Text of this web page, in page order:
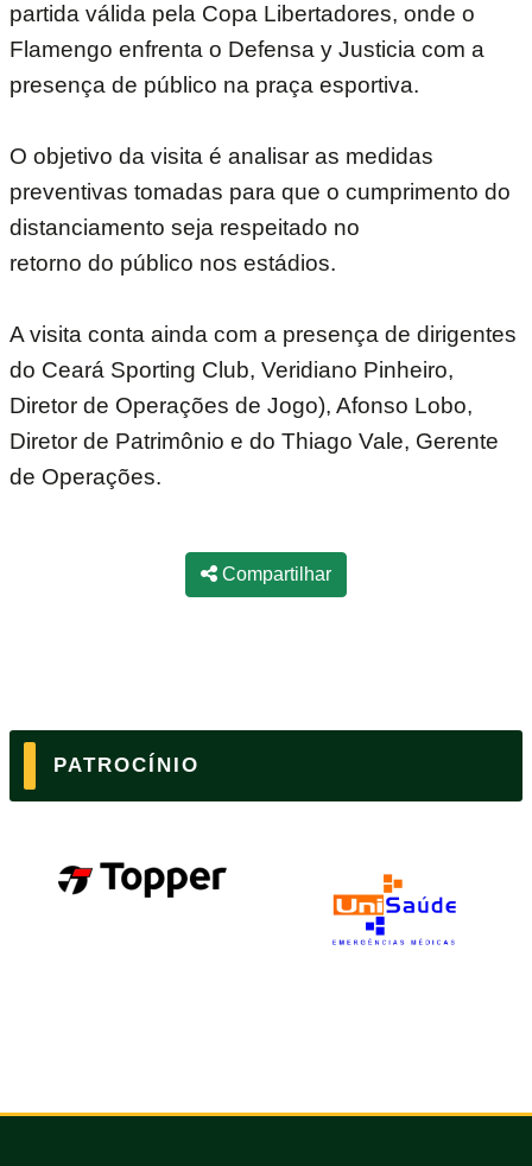
partida válida pela Copa Libertadores, onde o
Flamengo enfrenta o Defensa y Justicia com a
presença de público na praça esportiva.
O objetivo da visita é analisar as medidas
preventivas tomadas para que o cumprimento do
distanciamento seja respeitado no
retorno do público nos estádios.
A visita conta ainda com a presença de dirigentes
do Ceará Sporting Club, Veridiano Pinheiro,
Diretor de Operações de Jogo), Afonso Lobo,
Diretor de Patrimônio e do Thiago Vale, Gerente
de Operações.
Compartilhar
PATROCÍNIO